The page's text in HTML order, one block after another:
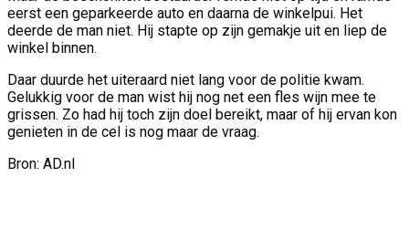
eerst een geparkeerde auto en daarna de winkelpui. Het
deerde de man niet. Hij stapte op zijn gemakje uit en liep de
winkel binnen.
Daar duurde het uiteraard niet lang voor de politie kwam.
Gelukkig voor de man wist hij nog net een fles wijn mee te
grissen. Zo had hij toch zijn doel bereikt, maar of hij ervan kon
genieten in de cel is nog maar de vraag.
Bron: AD.nl